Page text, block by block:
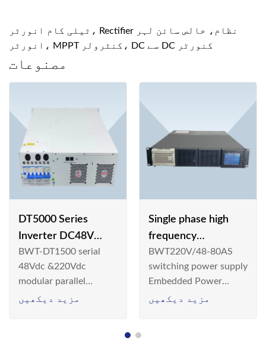
ٹیلی کام انورٹر، Rectifier نظام، خالص سائن لہر
انورٹر، MPPT کنٹرولر، DC سے DC کنورٹر
مصنوعات
DT5000 Series
Inverter DC48V
AC110V solar
BWT-DT1500 serial
48Vdc &220Vdc
modular parallel
connection inverter is
مزید دیکھیں
Single phase high
frequency
BWT220V/48-80AS
switching power
supply
BWT220V/48-80AS
switching power supply
Embedded Power
System is widely
مزید دیکھیں